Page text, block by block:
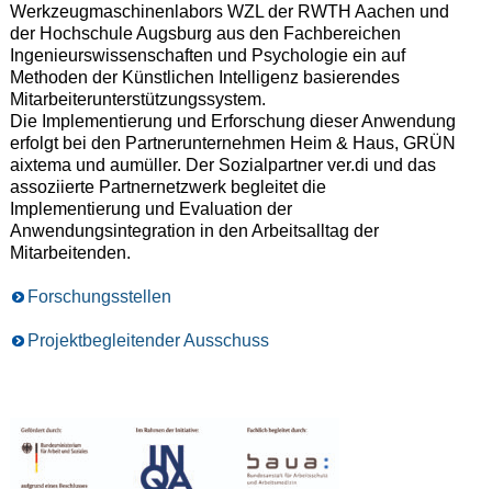
Werkzeugmaschinenlabors WZL der RWTH Aachen und
der Hochschule Augsburg aus den Fachbereichen
Ingenieurswissenschaften und Psychologie ein auf
Methoden der Künstlichen Intelligenz basierendes
Mitarbeiterunterstützungssystem.
Die Implementierung und Erforschung dieser Anwendung
erfolgt bei den Partnerunternehmen Heim & Haus, GRÜN
aixtema und aumüller. Der Sozialpartner ver.di und das
assoziierte Partnernetzwerk begleitet die
Implementierung und Evaluation der
Anwendungsintegration in den Arbeitsalltag der
Mitarbeitenden.
Forschungsstellen
Projektbegleitender Ausschuss